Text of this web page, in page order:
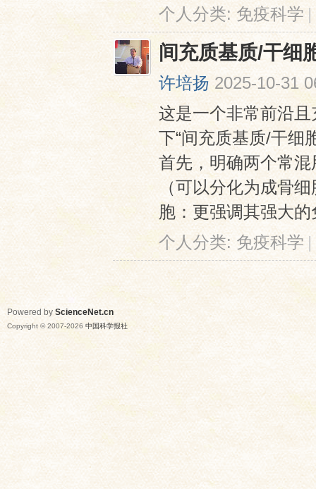
个人分类:免疫科学 |
间充质基质/干细
许培扬 2025-10-31
这是一个非常前沿
下“间充质基质/干细
首先，明确两个常
（可以分化为成骨
胞：更强调其强大
个人分类: 免疫科学 |
Powered by ScienceNet.cn
Copyright © 2007-2026 中国科学报社